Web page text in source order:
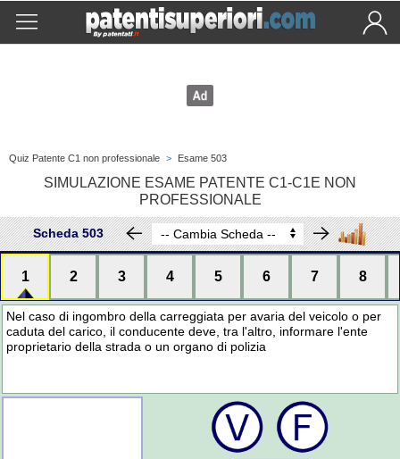
Quiz Patente C1 non professionale > Esame 503
SIMULAZIONE ESAME PATENTE C1-C1E NON
PROFESSIONALE
Scheda 503
1 2 3 4 5 6 7 8
Nel caso di ingombro della carreggiata per avaria del veicolo o per
caduta del carico, il conducente deve, tra l'altro, informare l'ente
proprietario della strada o un organo di polizia